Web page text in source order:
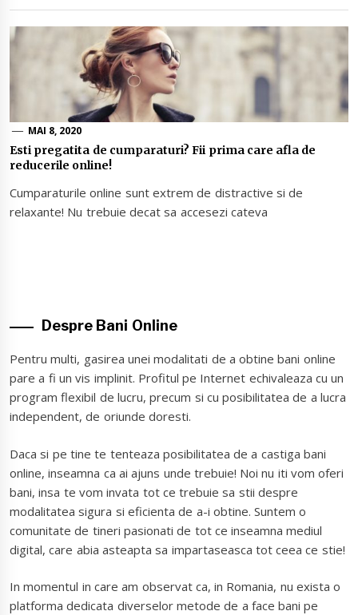
MAI 8, 2020
Esti pregatita de cumparaturi? Fii prima care afla de
reducerile online!
Cumparaturile online sunt extrem de distractive si de
relaxante! Nu trebuie decat sa accesezi cateva
Despre Bani Online
Pentru multi, gasirea unei modalitati de a obtine bani online
pare a fi un vis implinit. Profitul pe Internet echivaleaza cu un
program flexibil de lucru, precum si cu posibilitatea de a lucra
independent, de oriunde doresti.
Daca si pe tine te tenteaza posibilitatea de a castiga bani
online, inseamna ca ai ajuns unde trebuie! Noi nu iti vom oferi
bani, insa te vom invata tot ce trebuie sa stii despre
modalitatea sigura si eficienta de a-i obtine. Suntem o
comunitate de tineri pasionati de tot ce inseamna mediul
digital, care abia asteapta sa impartaseasca tot ceea ce stie!
In momentul in care am observat ca, in Romania, nu exista o
platforma dedicata diverselor metode de a face bani pe